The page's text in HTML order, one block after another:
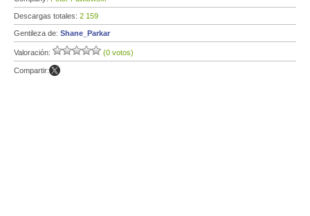
Descargas totales: 2 159
Gentileza de: Shane_Parkar
Valoración: (0 votos)
Compartir: